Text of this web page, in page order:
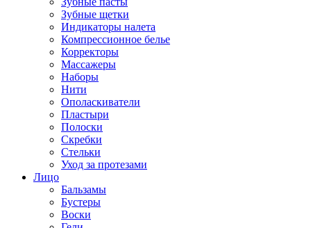
Зубные щетки
Индикаторы налета
Компрессионное белье
Корректоры
Массажеры
Наборы
Нити
Ополаскиватели
Пластыри
Полоски
Скребки
Стельки
Уход за протезами
Лицо
Бальзамы
Бустеры
Воски